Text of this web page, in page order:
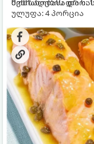
წვნიანობასა და
მომზადების დრო:
ულუფა: 4 პორცია